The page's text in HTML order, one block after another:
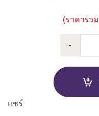
(ราคารว
-
แชร์